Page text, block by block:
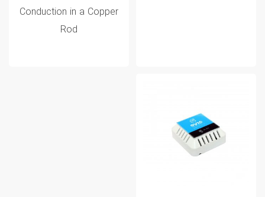
Conduction in a Copper
Rod